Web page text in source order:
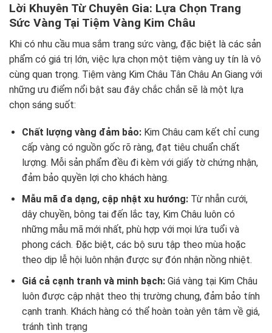
Lời Khuyên Từ Chuyên Gia: Lựa Chọn Trang
Sức Vàng Tại Tiệm Vàng Kim Châu
Khi có nhu cầu mua sắm trang sức vàng, đặc biệt là các sản
phẩm có giá trị lớn, việc lựa chọn một tiệm vàng uy tín là vô
cùng quan trọng. Tiệm vàng Kim Châu Tân Châu An Giang với
những ưu điểm nổi bật sau đây chắc chắn sẽ là một lựa
chọn sáng suốt:
Chất lượng vàng đảm bảo:Kim Châu cam kết chỉ cung
cấp vàng có nguồn gốc rõ ràng, đạt tiêu chuẩn chất
lượng. Mỗi sản phẩm đều đi kèm với giấy tờ chứng nhận,
đảm bảo quyền lợi cho khách hàng.
Mẫu mã đa dạng, cập nhật xu hướng:Từ nhẫn cưới,
dây chuyền, bông tai đến lắc tay, Kim Châu luôn có
những mẫu mã mới nhất, phù hợp với mọi lứa tuổi và
phong cách. Đặc biệt, các bộ sưu tập theo mùa hoặc
theo dịp lễ hội luôn nhận được sự đón nhận nồng nhiệt.
Giá cả cạnh tranh và minh bạch:Giá vàng tại Kim Châu
luôn được cập nhật theo thị trường chung, đảm bảo tính
cạnh tranh. Khách hàng có thể hoàn toàn yên tâm về giá,
tránh tình trạng